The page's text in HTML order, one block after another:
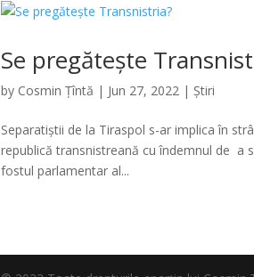
Se pregătește
by Cosmin Țîntă | Jun 27, 2022 |Știri
Separatiștii de la Tiraspol s-ar implica în
republică transnistreană cu îndemnul de a
fostul parlamentar al...